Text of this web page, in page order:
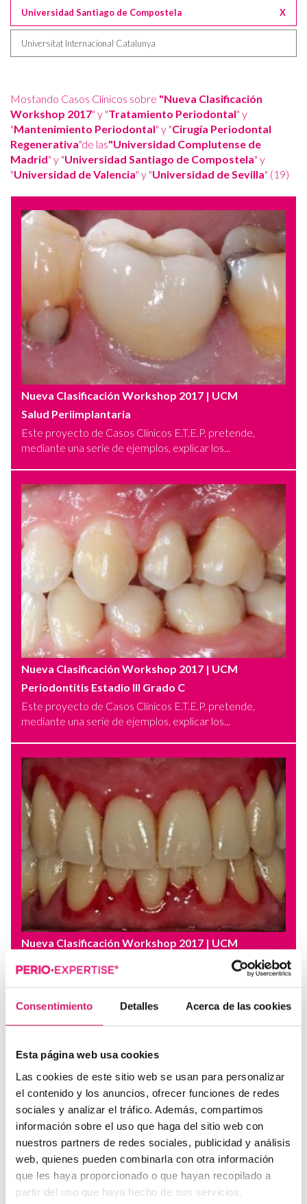
Consentimiento Detalles Acerca de las cookies
Esta página web usa cookies
Las cookies de este sitio web se usan para personalizar
el contenido y los anuncios, ofrecer funciones de redes
sociales y analizar el tráfico. Además, compartimos
información sobre el uso que haga del sitio web con
nuestros partners de redes sociales, publicidad y análisis
web, quienes pueden combinarla con otra información
que les haya proporcionado o que hayan recopilado a
partir del uso que haya hecho de sus servicios.
Universidad Santiago de Compostela X
Universitat Internacional Catalunya
Mostando Casos Clínicos sobre "Nueva Clasificación
Workshop 2017" y "Tratamiento Periodontal" y
"Mantenimiento Periodontal" y "Cirugía Periodontal
Regenerativa"de las"Universidad Complutense de
Madrid" y "Universidad Santiago de Compostela" y
"Universidad de Valencia" y "Universidad de Sevilla" (19)
Nueva Clasificación Workshop 2017 | UCM
Salud Periimplantaria
Este proyecto de Casos Clínicos E.T.E.P. pretende,
mediante una serie de ejemplos, explicar los...
Nueva Clasificación Workshop 2017 | UCM
Periodontitis Estadio III Grado C
Este proyecto de Casos Clínicos E.T.E.P. pretende,
mediante una serie de ejemplos, explicar los...
Nueva Clasificación Workshop 2017 | UCM
Enfermedades Sistémicas
mediante una serie de ejemplos, explicar los...